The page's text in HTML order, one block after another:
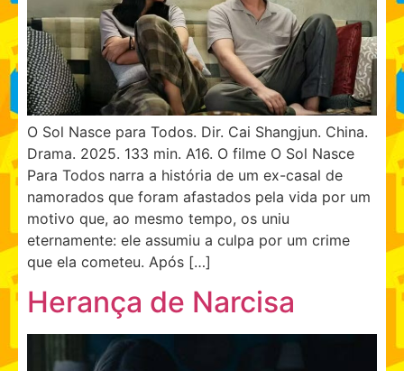
O Sol Nasce para Todos. Dir. Cai Shangjun. China.
Drama. 2025. 133 min. A16. O filme O Sol Nasce
Para Todos narra a história de um ex-casal de
namorados que foram afastados pela vida por um
motivo que, ao mesmo tempo, os uniu
eternamente: ele assumiu a culpa por um crime
que ela cometeu. Após […]
Herança de Narcisa